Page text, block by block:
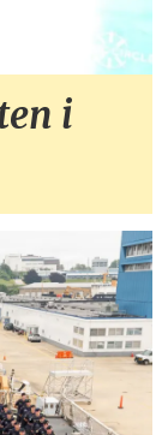
i